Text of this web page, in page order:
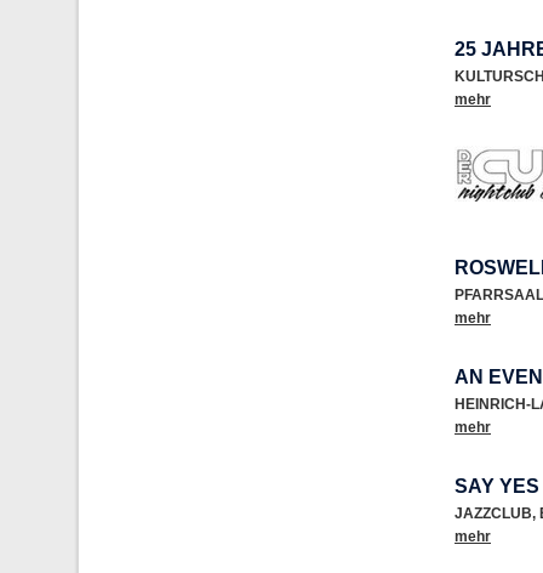
25
mehr
mehr
AN
HEINRICH-
mehr
SAY
JAZZCLUB,
mehr